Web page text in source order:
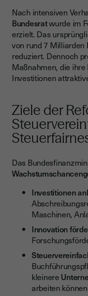
Nach intensiven
Bundesratwurde im
erzielt. Das
von rund 7 Milliarden
reduziert. Dennoch
Maßnahmen, die
Investitionen
Ziele der
Das
Investitionen
Maschinen,
Innovation
kleinere
arbeiten können